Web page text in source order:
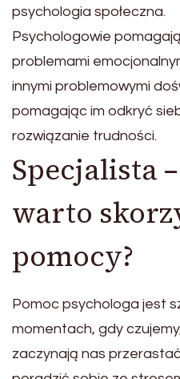
psychologia społeczna.
Psychologowie
problemami
innymi problemowymi
pomagając im odkryć
rozwiązanie trudności.
Specjalista
warto
pomocy?
Pomoc psychologa jest
momentach, gdy
zaczynają nas